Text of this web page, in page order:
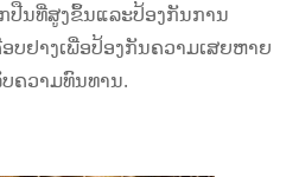
ປືນທີ່ສູງຂຶ້ນແລະປ້ອງກັນການ
ບຢາງເພື່ອປ້ອງກັນຄວາມເສຍຫາຍ
ຄວາມທົນທານ.